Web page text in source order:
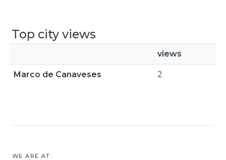
Top city views
views
Marco de Canaveses 2
WE ARE AT: